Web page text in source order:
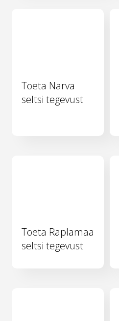
Toeta Narva
seltsi tegevust
Toeta Raplamaa
seltsi tegevust